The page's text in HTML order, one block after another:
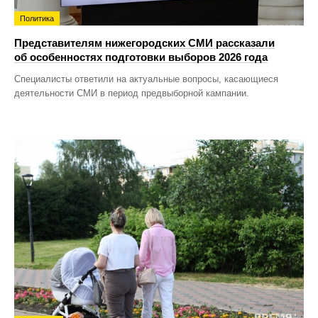
Политика
Представителям нижегородских СМИ рассказали
об особенностях подготовки выборов 2026 года
Специалисты ответили на актуальные вопросы, касающиеся
деятельности СМИ в период предвыборной кампании.